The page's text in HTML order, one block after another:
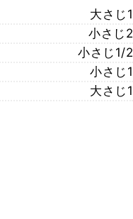
大さじ1
小さじ2
小さじ1/2
小さじ1
大さじ1